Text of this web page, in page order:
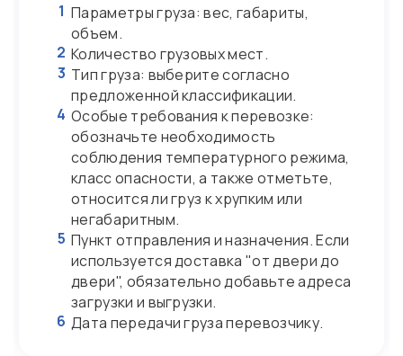
1 Параметры груза: вес, габариты,
объем.
2 Количество грузовых мест.
3 Тип груза: выберите согласно
предложенной классификации.
4 Особые требования к перевозке:
обозначьте необходимость
соблюдения температурного режима,
класс опасности, а также отметьте,
относится ли груз к хрупким или
негабаритным.
5 Пункт отправления и назначения. Если
используется доставка "от двери до
двери", обязательно добавьте адреса
загрузки и выгрузки.
6 Дата передачи груза перевозчику.